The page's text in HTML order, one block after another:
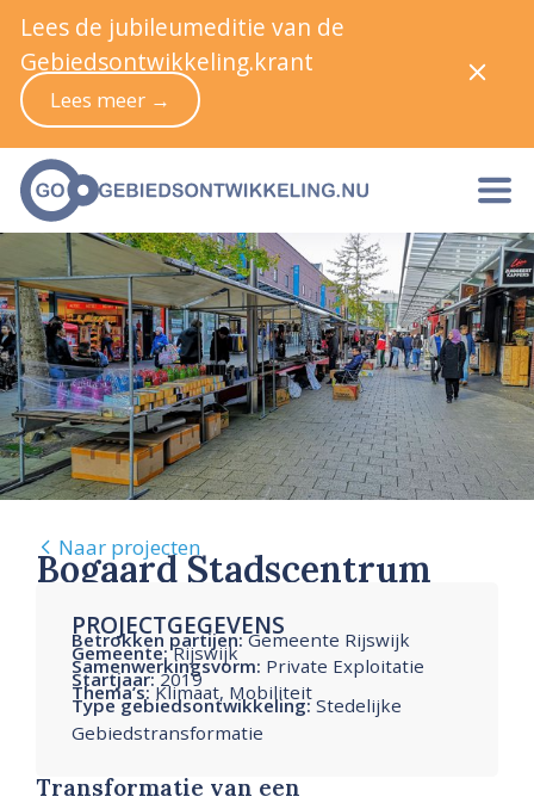
Naar projecten
Bogaard Stadscentrum
PROJECTGEGEVENS
Betrokken partijen:Gemeente Rijswijk
Gemeente:Rijswijk
Samenwerkingsvorm: Private Exploitatie
Startjaar:2019
Thema’s:Klimaat, Mobiliteit
Type gebiedsontwikkeling:Stedelijke
Gebiedstransformatie
Transformatie van een
Lees de jubileumeditie van de
Gebiedsontwikkeling.krant
Lees meer →